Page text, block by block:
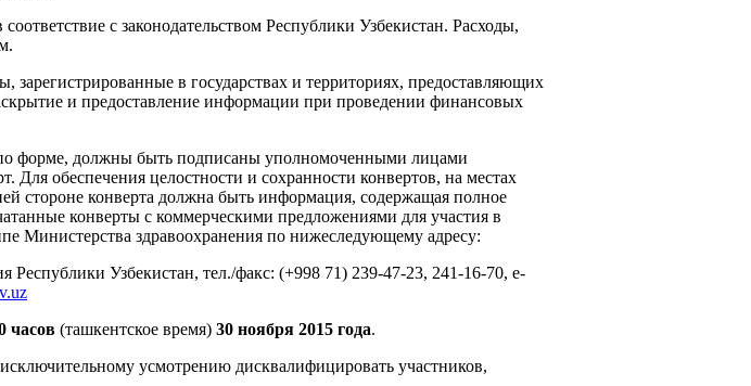
с законодательством Республики Узбекистан. Расходы,
в государствах и территориях, предоставляющих
и предоставление информации при проведении финансовых
форме, должны быть подписаны уполномоченными лицами
Для обеспечения целостности и сохранности конвертов, на местах
стороне конверта должна быть информация, содержащая полное
конверты с коммерческими предложениями для участия в
Министерства здравоохранения по нижеследующему адресу:
Узбекистан, тел./факс: (+998 71) 239-47-23, 241-16-70, e-
часов (ташкентское время) 30 ноября 2015 года.
усмотрению дисквалифицировать участников,